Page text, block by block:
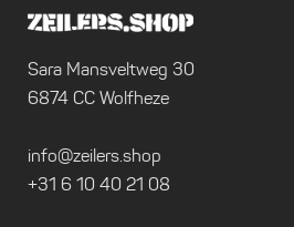
Sara Mansveltweg 30
6874 CC Wolfheze
info@zeilers.shop
+31 6 10 40 21 08